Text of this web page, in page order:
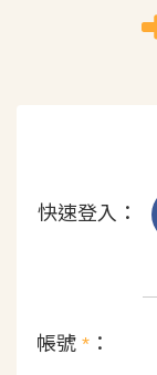
快速登入：
帳號 * ：